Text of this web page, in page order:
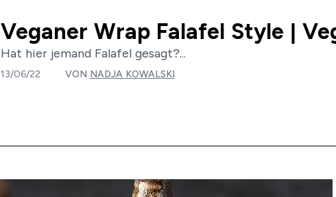
Veganer Wrap Falafel Style |
Hat hier jemand Falafel gesagt?...
13/06/22 VON NADJA KOWALSKI